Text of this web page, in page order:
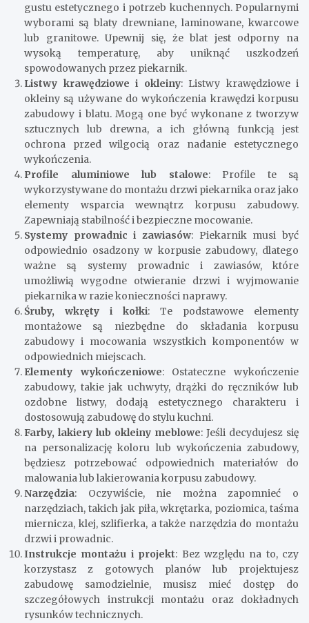
gustu estetycznego i potrzeb kuchennych. Popularnymi
wyborami są blaty drewniane, laminowane, kwarcowe
lub granitowe. Upewnij się, że blat jest odporny na
wysoką temperaturę, aby uniknąć uszkodzeń
spowodowanych przez piekarnik.
Listwy krawędziowe i okleiny: Listwy krawędziowe i
okleiny są używane do wykończenia krawędzi korpusu
zabudowy i blatu. Mogą one być wykonane z tworzyw
sztucznych lub drewna, a ich główną funkcją jest
ochrona przed wilgocią oraz nadanie estetycznego
wykończenia.
Profile aluminiowe lub stalowe: Profile te są
wykorzystywane do montażu drzwi piekarnika oraz jako
elementy wsparcia wewnątrz korpusu zabudowy.
Zapewniają stabilność i bezpieczne mocowanie.
Systemy prowadnic i zawiasów: Piekarnik musi być
odpowiednio osadzony w korpusie zabudowy, dlatego
ważne są systemy prowadnic i zawiasów, które
umożliwią wygodne otwieranie drzwi i wyjmowanie
piekarnika w razie konieczności naprawy.
Śruby, wkręty i kołki: Te podstawowe elementy
montażowe są niezbędne do składania korpusu
zabudowy i mocowania wszystkich komponentów w
odpowiednich miejscach.
Elementy wykończeniowe: Ostateczne wykończenie
zabudowy, takie jak uchwyty, drążki do ręczników lub
ozdobne listwy, dodają estetycznego charakteru i
dostosowują zabudowę do stylu kuchni.
Farby, lakiery lub okleiny meblowe: Jeśli decydujesz się
na personalizację koloru lub wykończenia zabudowy,
będziesz potrzebować odpowiednich materiałów do
malowania lub lakierowania korpusu zabudowy.
Narzędzia: Oczywiście, nie można zapomnieć o
narzędziach, takich jak piła, wkrętarka, poziomica, taśma
miernicza, klej, szlifierka, a także narzędzia do montażu
drzwi i prowadnic.
Instrukcje montażu i projekt: Bez względu na to, czy
korzystasz z gotowych planów lub projektujesz
zabudowę samodzielnie, musisz mieć dostęp do
szczegółowych instrukcji montażu oraz dokładnych
rysunków technicznych.